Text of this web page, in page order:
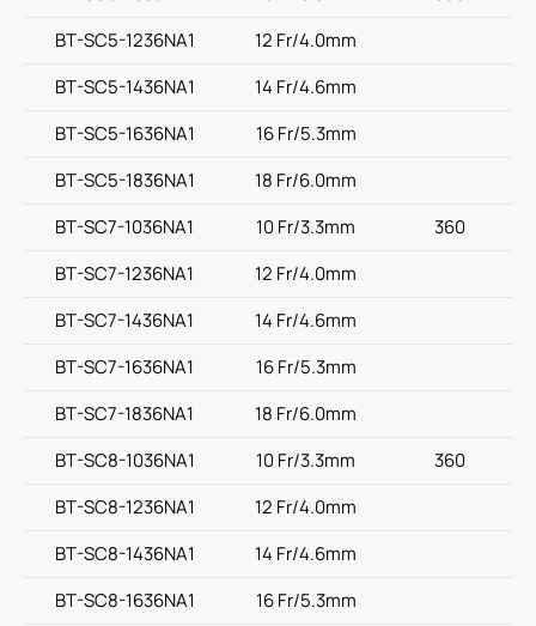
BT-SC5-1236NA1
12 Fr/4.0mm
BT-SC5-1436NA1
14 Fr/4.6mm
BT-SC5-1636NA1
16 Fr/5.3mm
BT-SC5-1836NA1
18 Fr/6.0mm
BT-SC7-1036NA1
10 Fr/3.3mm
360
BT-SC7-1236NA1
12 Fr/4.0mm
BT-SC7-1436NA1
14 Fr/4.6mm
BT-SC7-1636NA1
16 Fr/5.3mm
BT-SC7-1836NA1
18 Fr/6.0mm
BT-SC8-1036NA1
10 Fr/3.3mm
360
BT-SC8-1236NA1
12 Fr/4.0mm
BT-SC8-1436NA1
14 Fr/4.6mm
BT-SC8-1636NA1
16 Fr/5.3mm